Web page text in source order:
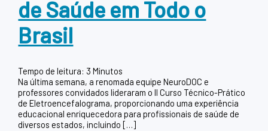
de Saúde em Todo o
Brasil
Tempo de leitura: 3 Minutos
Na última semana, a renomada equipe NeuroDOC e
professores convidados lideraram o II Curso Técnico-Prático
de Eletroencefalograma, proporcionando uma experiência
educacional enriquecedora para profissionais de saúde de
diversos estados, incluindo […]